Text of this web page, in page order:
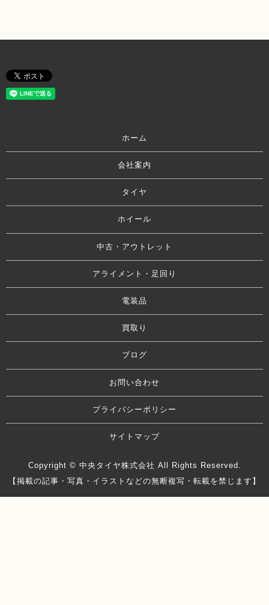
ホーム
会社案内
タイヤ
ホイール
中古・アウトレット
アライメント・足回り
電装品
買取り
ブログ
お問い合わせ
プライバシーポリシー
サイトマップ
Copyright © 中央タイヤ株式会社 All Rights Reserved.
【掲載の記事・写真・イラストなどの無断複写・転載を禁じます】